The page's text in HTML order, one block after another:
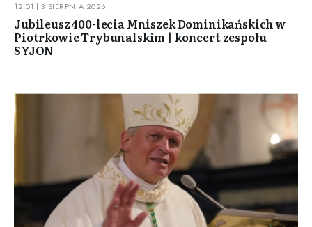
12:01 | 3 SIERPNIA 2026
Jubileusz 400-lecia Mniszek Dominikańskich w
Piotrkowie Trybunalskim | koncert zespołu
SYJON